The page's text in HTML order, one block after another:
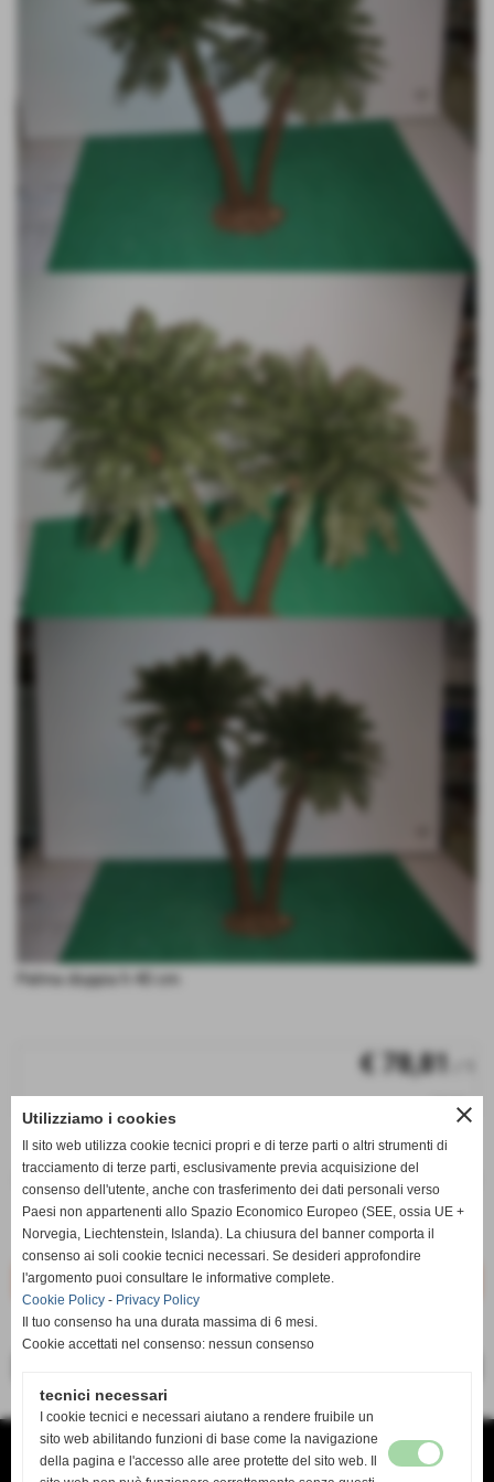
Palma doppia h 40 cm
€ 78,81
q.tà
remove_circle
PMD40
Disponibile
TANDA SERVICE di TANDA MAURO
VIA DEL RISORGIMENTO 138 B
O9134 CAGLIARI CA
close
Utilizziamo i cookies
Il sito web utilizza cookie tecnici propri e di terze parti o altri strumenti di
tracciamento di terze parti, esclusivamente previa acquisizione del
consenso dell'utente, anche con trasferimento dei dati personali verso
Paesi non appartenenti allo Spazio Economico Europeo (SEE, ossia UE +
Norvegia, Liechtenstein, Islanda). La chiusura del banner comporta il
consenso ai soli cookie tecnici necessari. Se desideri approfondire
l'argomento puoi consultare le informative complete.
Cookie Policy - Privacy Policy
Il tuo consenso ha una durata massima di 6 mesi.
Cookie accettati nel consenso: nessun consenso
tecnici necessari
I cookie tecnici e necessari aiutano a rendere fruibile un
sito web abilitando funzioni di base come la navigazione
della pagina e l'accesso alle aree protette del sito web. Il